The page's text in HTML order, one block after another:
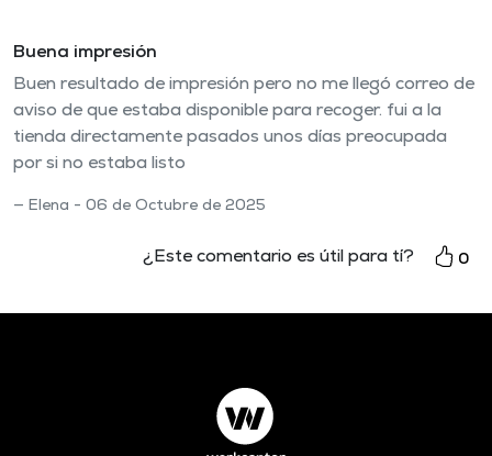
Buena impresión
Buen resultado de impresión pero no me llegó correo de
aviso de que estaba disponible para recoger. fui a la
tienda directamente pasados unos días preocupada
por si no estaba listo
Elena - 06 de Octubre de 2025
¿Este comentario es útil para tí? 0